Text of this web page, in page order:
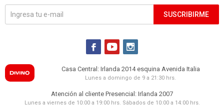
SUSCRIBIRME
  
Casa Central: Irlanda 2014 esquina Avenida Italia
Lunes a domingo de 9 a 21:30 hrs.
Atención al cliente Presencial: Irlanda 2007
Lunes a viernes de 10:00 a 19:00 hrs. Sábados de 10:00 a 14:00 hrs.